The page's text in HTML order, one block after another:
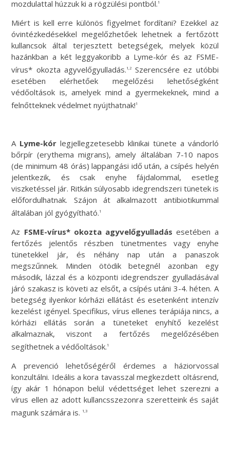
mozdulattal húzzuk ki a rögzülési pontból. 1
Miért is kell erre különös figyelmet fordítani? Ezekkel az
óvintézkedésekkel megelőzhetőek lehetnek a fertőzött
kullancsok által terjesztett betegségek, melyek közül
hazánkban a két leggyakoribb a Lyme-kór és az FSME-
vírus* okozta agyvelőgyulladás. 1,2Szerencsére ez utóbbi
esetében elérhetőek megelőzési lehetőségként
védőoltások is, amelyek mind a gyermekeknek, mind a
felnőtteknek védelmet nyújthatnak! 1
A Lyme-kór legjellegzetesebb klinikai tünete a vándorló
bőrpír (erythema migrans), amely általában 7-10 napos
(de minimum 48 órás) lappangási idő után, a csípés helyén
jelentkezik, és csak enyhe fájdalommal, esetleg
viszketéssel jár. Ritkán súlyosabb idegrendszeri tünetek is
előfordulhatnak. Szájon át alkalmazott antibiotikummal
általában jól gyógyítható. 1
Az FSME-vírus*okozta agyvelőgyulladás esetében a
fertőzés jelentős részben tünetmentes vagy enyhe
tünetekkel jár, és néhány nap után a panaszok
megszűnnek. Minden ötödik betegnél azonban egy
második, lázzal és a központi idegrendszer gyulladásával
járó szakasz is követi az elsőt, a csípés utáni 3-4. héten. A
betegség ilyenkor kórházi ellátást és esetenként intenzív
kezelést igényel. Specifikus, vírus ellenes terápiája nincs, a
kórházi ellátás során a tüneteket enyhítő kezelést
alkalmaznak, viszont a fertőzés megelőzésében
segíthetnek a védőoltások. 1
A prevenció lehetőségéről érdemes a háziorvossal
konzultálni. Ideális a kora tavasszal megkezdett oltásrend,
így akár 1 hónapon belül védettséget lehet szerezni a
vírus ellen az adott kullancsszezonra szeretteink és saját
magunk számára is. 1,3